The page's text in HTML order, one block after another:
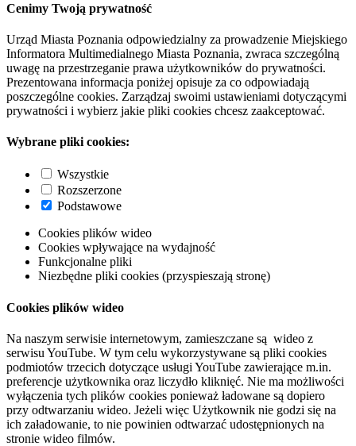
Cenimy Twoją prywatność
Urząd Miasta Poznania odpowiedzialny za prowadzenie Miejskiego
Informatora Multimedialnego Miasta Poznania, zwraca szczególną
uwagę na przestrzeganie prawa użytkowników do prywatności.
Prezentowana informacja poniżej opisuje za co odpowiadają
poszczególne cookies. Zarządzaj swoimi ustawieniami dotyczącymi
prywatności i wybierz jakie pliki cookies chcesz zaakceptować.
Wybrane pliki cookies:
Wszystkie
Rozszerzone
Podstawowe
Cookies plików wideo
Cookies wpływające na wydajność
Funkcjonalne pliki
Niezbędne pliki cookies (przyspieszają stronę)
Cookies plików wideo
Na naszym serwisie internetowym, zamieszczane są wideo z
serwisu YouTube. W tym celu wykorzystywane są pliki cookies
podmiotów trzecich dotyczące usługi YouTube zawierające m.in.
preferencje użytkownika oraz liczydło kliknięć. Nie ma możliwości
wyłączenia tych plików cookies ponieważ ładowane są dopiero
przy odtwarzaniu wideo. Jeżeli więc Użytkownik nie godzi się na
ich załadowanie, to nie powinien odtwarzać udostępnionych na
stronie wideo filmów.